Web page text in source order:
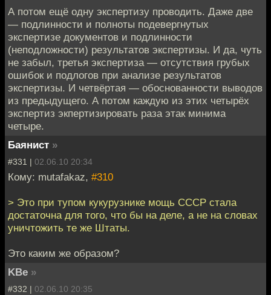
А потом ещё одну экспертизу проводить. Даже две
— подлинности и полноты подевергнутых
экспертизе документов и подлинности
(неподложности) результатов экспертизы. И да, чуть
не забыл, третья экспертиза — отсутствия грубых
ошибок и подлогов при анализе результатов
экспертизы. И четвёртая — обоснованности выводов
из предыдущего. А потом каждую из этих четырёх
экспертиз экпертизировать раза этак минима
четыре.
Баянист »
#331 | 02.06.10 20:34
Кому: mutafakaz, #310
> Это при тупом кукурузнике мощь СССР стала
достаточна для того, что бы на деле, а не на словах
уничтожить те же Штаты.
Это каким же образом?
KBe »
#332 | 02.06.10 20:35